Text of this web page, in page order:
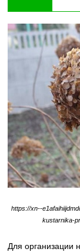
https://xn--
kustarnika-
Для организации